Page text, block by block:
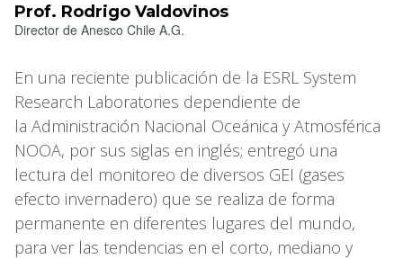
Prof. Rodrigo Valdovinos
Director de Anesco Chile A.G.
En una reciente publicación de la ESRL System
Research Laboratories dependiente de
la Administración Nacional Oceánica y Atmosférica
NOOA, por sus siglas en inglés; entregó una
lectura del monitoreo de diversos GEI (gases
efecto invernadero) que se realiza de forma
permanente en diferentes lugares del mundo,
para ver las tendencias en el corto, mediano y